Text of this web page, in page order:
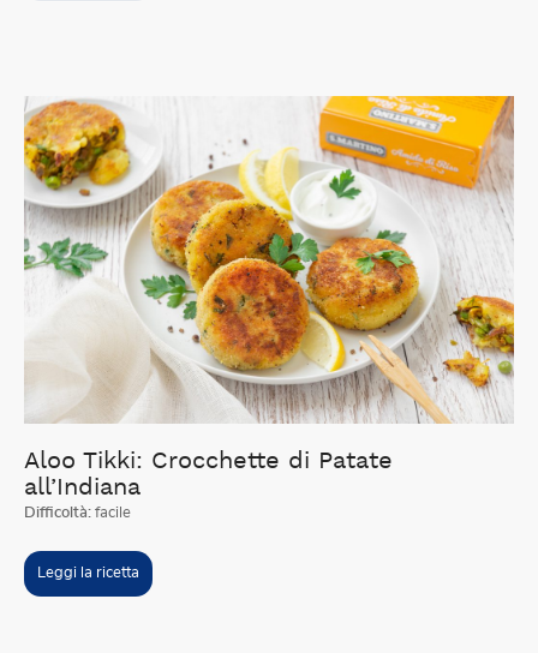
Aloo Tikki: Crocchette di Patate
all’Indiana
Difficoltà: facile
Leggi la ricetta